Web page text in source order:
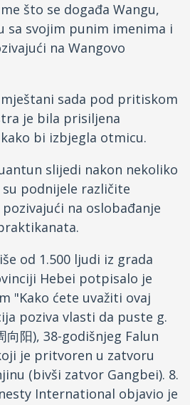
što se događa Wangu,
sa svojim punim imenima i
na Wangovo
sada pod pritiskom
je bila prisiljena
bi izbjegla otmicu.
slijedi nakon nekoliko
podnijele različite
na oslobađanje
od 1.500 ljudi iz grada
Hebei potpisalo je
"Kako ćete uvažiti ovaj
poziva vlasti da puste g.
向阳), 38-godišnjeg Falun
je pritvoren u zatvoru
(bivši zatvor Gangbei). 8.
International objavio je